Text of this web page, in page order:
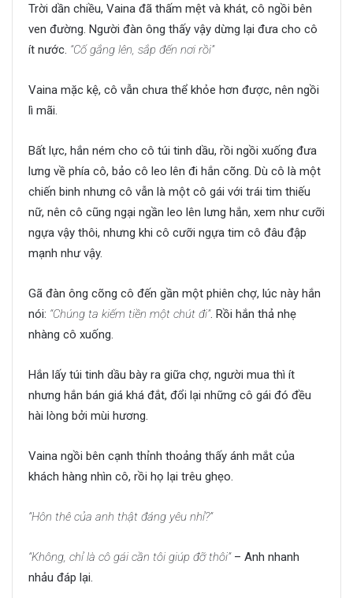
Trời dần chiều, Vaina đã thấm mệt và khát, cô ngồi bên
ven đường. Người đàn ông thấy vậy dừng lại đưa cho cô
ít nước. “Cố gắng lên, sắp đến nơi rồi”
Vaina mặc kệ, cô vẫn chưa thể khỏe hơn được, nên ngồi
lì mãi.
Bất lực, hắn ném cho cô túi tinh dầu, rồi ngồi xuống đưa
lưng về phía cô, bảo cô leo lên đi hắn cõng. Dù cô là một
chiến binh nhưng cô vẫn là một cô gái với trái tim thiếu
nữ, nên cô cũng ngại ngần leo lên lưng hắn, xem như cưỡi
ngựa vậy thôi, nhưng khi cô cưỡi ngựa tim cô đâu đập
mạnh như vậy.
Gã đàn ông cõng cô đến gần một phiên chợ, lúc này hắn
nói: “Chúng ta kiếm tiền một chút đi”. Rồi hắn thả nhẹ
nhàng cô xuống.
Hắn lấy túi tinh dầu bày ra giữa chợ, người mua thì ít
nhưng hắn bán giá khá đắt, đổi lại những cô gái đó đều
hài lòng bởi mùi hương.
Vaina ngồi bên cạnh thỉnh thoảng thấy ánh mắt của
khách hàng nhìn cô, rồi họ lại trêu ghẹo.
“Hôn thê của anh thật đáng yêu nhỉ?”
“Không, chỉ là cô gái cần tôi giúp đỡ thôi”– Anh nhanh
nhảu đáp lại.